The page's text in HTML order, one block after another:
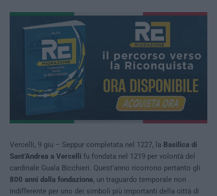
Vercelli, 9 giu – Seppur completata nel 1227, la Basilica di
Sant’Andrea a Vercelli fu fondata nel 1219 per volontà del
cardinale Guala Bicchieri. Quest’anno ricorrono pertanto gli
800 anni dalla fondazione, un traguardo temporale non
indifferente per uno dei simboli più importanti della città di